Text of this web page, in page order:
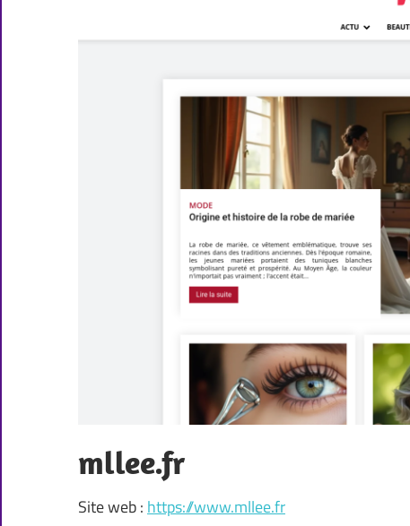
mllee.fr
Site web : https://www.mllee.fr